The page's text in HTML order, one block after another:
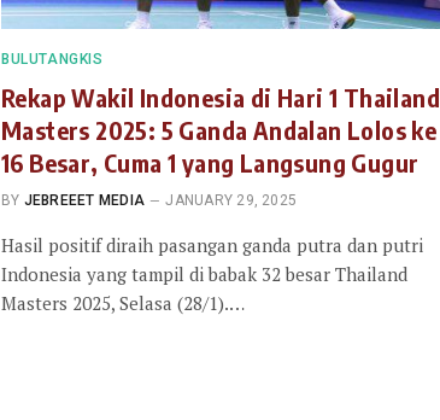
BULUTANGKIS
Rekap Wakil Indonesia di Hari 1 Thailand
Masters 2025: 5 Ganda Andalan Lolos ke
16 Besar, Cuma 1 yang Langsung Gugur
BY JEBREEET MEDIA JANUARY 29, 2025
Hasil positif diraih pasangan ganda putra dan putri
Indonesia yang tampil di babak 32 besar Thailand
Masters 2025, Selasa (28/1).…